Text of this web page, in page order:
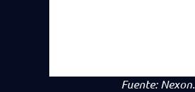
Fuente:Nexon.